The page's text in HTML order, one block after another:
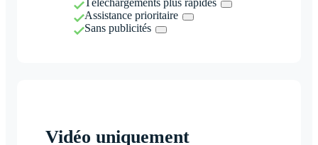
Téléchargements plus rapides
Assistance prioritaire
Sans publicités
Vidéo uniquement